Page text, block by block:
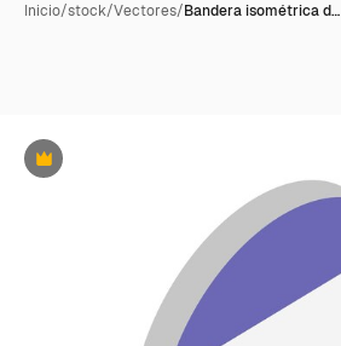
Inicio/stock/Vectores/Bandera isométrica d…
Premium